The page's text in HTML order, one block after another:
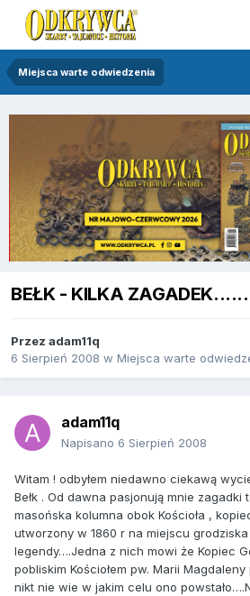
Miejsca warte odwiedzenia
BEŁK - KILKA
Przez adam11q
6 Sierpień 2008 w Miejsca warte
adam11q
Napisano 6 Sierpień 2008
Witam ! odbyłem niedawno ciekawą
Bełk . Od dawna pasjonują mnie zagadki
masońska kolumna obok Kościoła ,
utworzony w 1860 r na miejscu
legendy….Jedna z nich mowi że Kopiec
pobliskim Kościołem pw. Marii
nikt nie wie w jakim celu ono